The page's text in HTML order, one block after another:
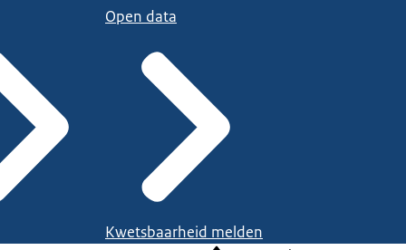
Open data
Kwetsbaarheid melden